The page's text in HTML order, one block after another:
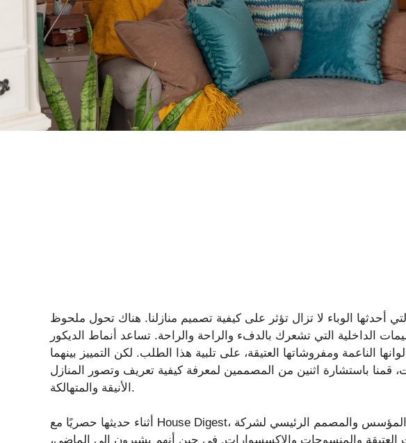
التغييرات التي أحدثها الوباء لا تزال تؤثر على كيفية تصميم منازلنا. هناك تحول ملحوظ
الداخلية التي تشعرك بالدفء والراحة والراحة. تساعد أنماط الديكور
الناعمة ومفروشاتها العتيقة، على تلبية هذا الطلب. لكن التمييز بينهما
قمنا باستشارة اثنين من المصممين لمعرفة كيفية تعريف وتصور المنازل
الأنيقة والمتهالكة.
أثناء حديثها حصريًا مع House Digest، أوضحت ماجي جريسبيك، المؤسس والمصمم الرئيسي لشركة MNG Design،
العتيقة والمنسوجات والإكسسوارات. في حين أنهم يشيرون إلى الماضي،